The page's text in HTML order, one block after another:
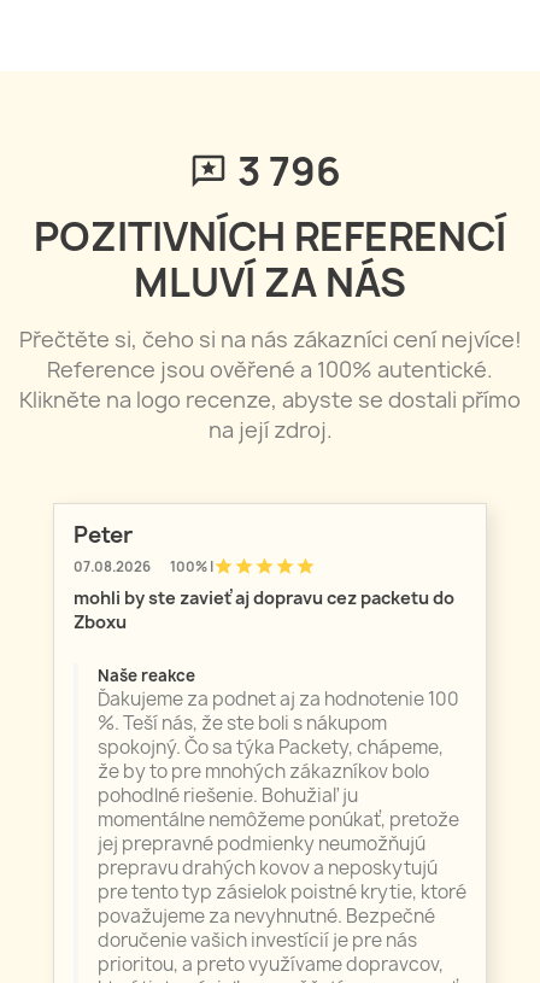
3 796
POZITIVNÍCH REFERENCÍ
MLUVÍ ZA NÁS
Přečtěte si, čeho si na nás zákazníci cení nejvíce!
Reference jsou ověřené a 100% autentické.
Klikněte na logo recenze, abyste se dostali přímo
na její zdroj.
Peter
07.08.2026 100% |starstarstarstarstar
mohli by ste zavieť aj dopravu cez packetu do
Zboxu
Naše reakce
Ďakujeme za podnet aj za hodnotenie 100
%. Teší nás, že ste boli s nákupom
spokojný. Čo sa týka Packety, chápeme,
že by to pre mnohých zákazníkov bolo
pohodlné riešenie. Bohužiaľ ju
momentálne nemôžeme ponúkať, pretože
jej prepravné podmienky neumožňujú
prepravu drahých kovov a neposkytujú
pre tento typ zásielok poistné krytie, ktoré
považujeme za nevyhnutné. Bezpečné
doručenie vašich investícií je pre nás
prioritou, a preto využívame dopravcov,